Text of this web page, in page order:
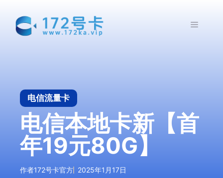
菜
电信流量卡
电信本地卡新【首
年19元80G】
作者172号卡官方 2025年1月17日